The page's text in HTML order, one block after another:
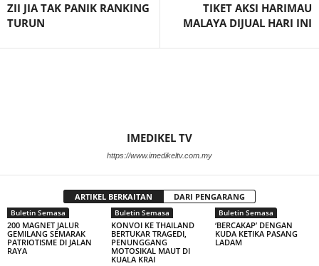
ZII JIA TAK PANIK RANKING
TURUN
TIKET AKSI HARIMAU
MALAYA DIJUAL HARI INI
IMEDIKEL TV
https://www.imedikeltv.com.my
ARTIKEL BERKAITAN DARI PENGARANG
Buletin Semasa
200 MAGNET JALUR
GEMILANG SEMARAK
PATRIOTISME DI JALAN
RAYA
Buletin Semasa
KONVOI KE THAILAND
BERTUKAR TRAGEDI,
PENUNGGANG
MOTOSIKAL MAUT DI
KUALA KRAI
Buletin Semasa
‘BERCAKAP’ DENGAN
KUDA KETIKA PASANG
LADAM